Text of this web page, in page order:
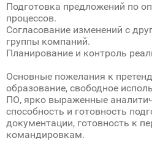
Подготовка предложений по
процессов.
Согласование изменений с
группы компаний.
Планирование и контроль
Основные пожелания к
образование, свободное
ПО, ярко выраженные
способность и готовность
документации, готовность к
командировкам.